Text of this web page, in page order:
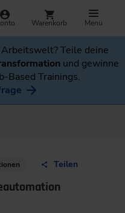
Warenkorb Menü
Teile deine
und gewinne
Based Trainings.
Teilen